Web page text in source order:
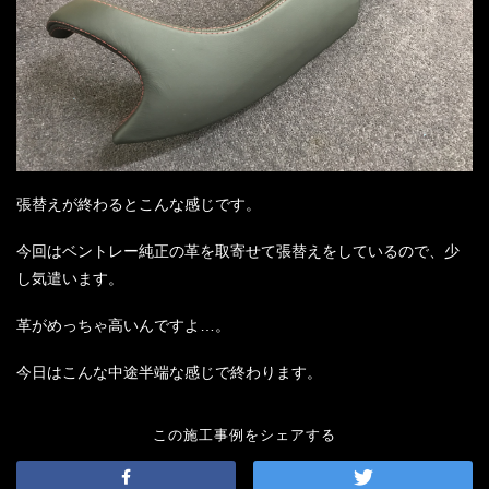
張替えが終わるとこんな感じです。
今回はベントレー純正の革を取寄せて張替えをしているので、少
し気遣います。
革がめっちゃ高いんですよ…。
今日はこんな中途半端な感じで終わります。
この施工事例をシェアする